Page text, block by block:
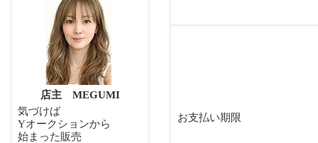
店主 MEGUMI
気づけば
Yオークションから
始まった販売
お支払い期限